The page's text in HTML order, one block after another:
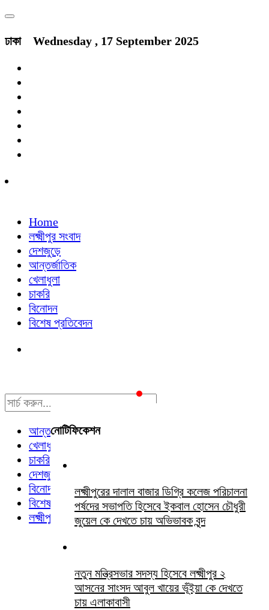
ঢাকা Wednesday , 17 September 2025
Home
লক্ষ্মীপুর সংবাদ
দেশজুড়ে
আন্তর্জাতিক
খেলাধুলা
চাকরি
বিনোদন
বিশেষ প্রতিবেদন
নোটিফিকেশন
লক্ষ্মীপুরের দালাল বাজার ডিগ্রি কলেজ পরিচালনা
পর্ষদের সভাপতি হিসেবে ইকবাল হোসেন চৌধুরী
জুয়েল কে দেখতে চায় অভিভাবক বৃন্দ
নতুন মন্ত্রিসভার সদস্য হিসেবে লক্ষ্মীপুর ২
আসনের সাংসদ আবুল খায়ের ভূঁইয়া কে দেখতে
চায় এলাকাবাসী
আন্তর্জাতিক
খেলাধুলা
চাকরি
দেশজুড়ে
বিনোদন
বিশেষ প্রতিবেদন
লক্ষ্মীপুর সংবাদ